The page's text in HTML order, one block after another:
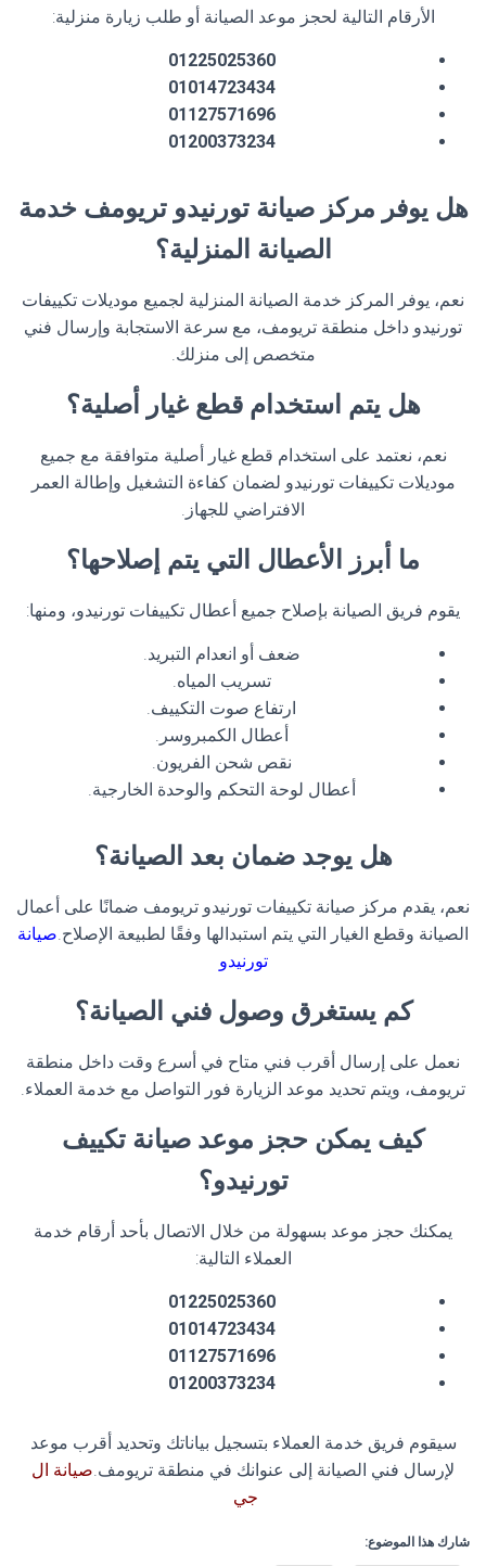
الأرقام التالية لحجز موعد الصيانة أو طلب زيارة منزلية:
01225025360
01014723434
01127571696
01200373234
هل يوفر مركز صيانة تورنيدو تريومف خدمة
الصيانة المنزلية؟
نعم، يوفر المركز خدمة الصيانة المنزلية لجميع موديلات تكييفات
تورنيدو داخل منطقة تريومف، مع سرعة الاستجابة وإرسال فني
متخصص إلى منزلك.
هل يتم استخدام قطع غيار أصلية؟
نعم، نعتمد على استخدام قطع غيار أصلية متوافقة مع جميع
موديلات تكييفات تورنيدو لضمان كفاءة التشغيل وإطالة العمر
الافتراضي للجهاز.
ما أبرز الأعطال التي يتم إصلاحها؟
يقوم فريق الصيانة بإصلاح جميع أعطال تكييفات تورنيدو، ومنها:
ضعف أو انعدام التبريد.
تسريب المياه.
ارتفاع صوت التكييف.
أعطال الكمبروسر.
نقص شحن الفريون.
أعطال لوحة التحكم والوحدة الخارجية.
هل يوجد ضمان بعد الصيانة؟
نعم، يقدم مركز صيانة تكييفات تورنيدو تريومف ضمانًا على أعمال
الصيانة وقطع الغيار التي يتم استبدالها وفقًا لطبيعة الإصلاح.صيانة
تورنيدو
كم يستغرق وصول فني الصيانة؟
نعمل على إرسال أقرب فني متاح في أسرع وقت داخل منطقة
تريومف، ويتم تحديد موعد الزيارة فور التواصل مع خدمة العملاء.
كيف يمكن حجز موعد صيانة تكييف
تورنيدو؟
يمكنك حجز موعد بسهولة من خلال الاتصال بأحد أرقام خدمة
العملاء التالية:
01225025360
01014723434
01127571696
01200373234
سيقوم فريق خدمة العملاء بتسجيل بياناتك وتحديد أقرب موعد
لإرسال فني الصيانة إلى عنوانك في منطقة تريومف.صيانة ال
جي
شارك هذا الموضوع: